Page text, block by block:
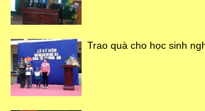
Trao quà cho học sinh